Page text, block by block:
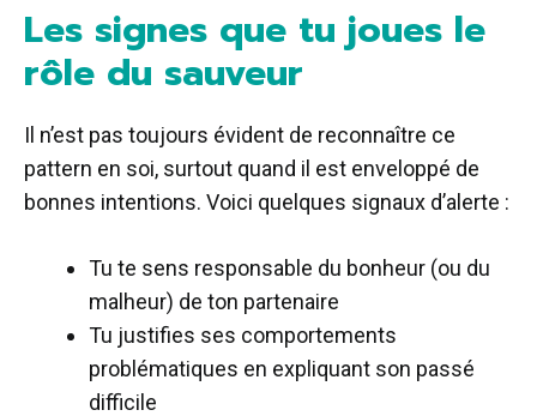
Les signes que tu joues le
rôle du sauveur
Il n’est pas toujours évident de reconnaître ce
pattern en soi, surtout quand il est enveloppé de
bonnes intentions. Voici quelques signaux d’alerte :
Tu te sens responsable du bonheur (ou du
malheur) de ton partenaire
Tu justifies ses comportements
problématiques en expliquant son passé
difficile